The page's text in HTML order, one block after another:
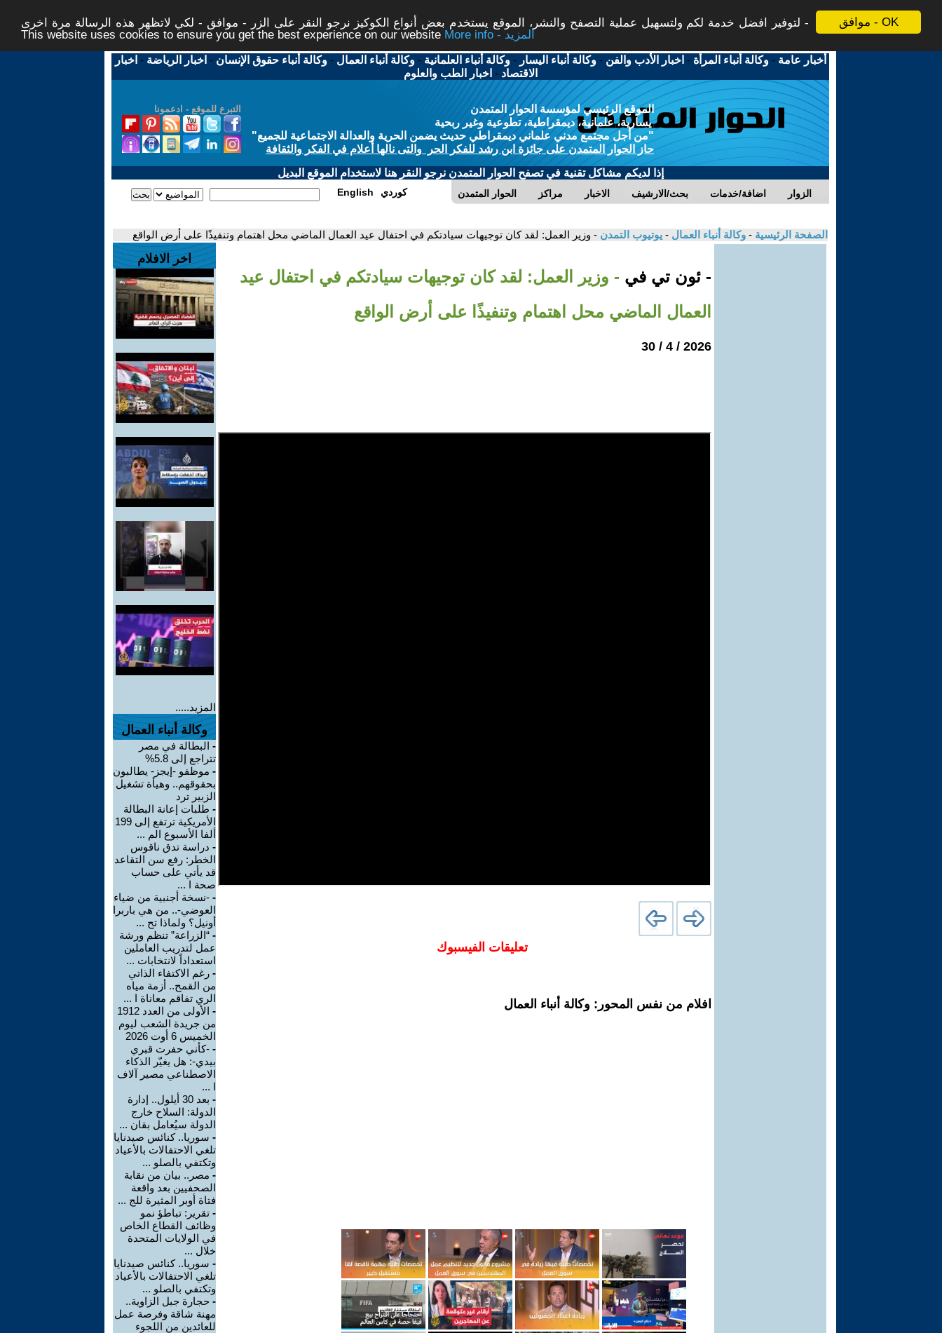
موافق - OK
لتوفير افضل خدمة لكم ولتسهيل عملية التصفح والنشر، الموقع يستخدم بعض أنواع الكوكيز نرجو النقر على الزر - موافق - لكي لاتظهر هذه الرسالة مرة اخرى -
This website uses cookies to ensure you get the best experience on our website
More info - المزيد
أخبار عامة -وكالة أنباء المرأة - اخبار الأدب والفن -وكالة أنباء اليسار -وكالة أنباء العلمانية -وكالة أنباء العمال -وكالة أنباء حقوق الإنسان - اخبار الرياضة - اخبار
الاقتصاد - اخبار الطب والعلوم
التبرع للموقع - ادعمونا
الموقع الرئيسي لمؤسسة الحوار المتمدن
يسارية، علمانية، ديمقراطية، تطوعية وغير ربحية
"من أجل مجتمع مدني علماني ديمقراطي حديث يضمن الحرية والعدالة الاجتماعية للجميع"
حاز الحوار المتمدن على جائزة ابن رشد للفكر الحر والتى نالها أعلام في الفكر والثقافة
إذا لديكم مشاكل تقنية في تصفح الحوار المتمدن نرجو النقر هنا لاستخدام الموقع البديل
الحوار المتمدن مراكز الاخبار بحث/الارشيف اضافة/خدمات الزوار English كوردي
الصفحة الرئيسية - وكالة أنباء العمال - يوتيوب التمدن - وزير العمل: لقد كان توجيهات سيادتكم في احتفال عيد العمال الماضي محل اهتمام وتنفيذًا على أرض الواقع
- ئون تي في - وزير العمل: لقد كان توجيهات سيادتكم في احتفال عيد
العمال الماضي محل اهتمام وتنفيذًا على أرض الواقع
2026 / 4 / 30
تعليقات الفيسبوك
افلام من نفس المحور: وكالة أنباء العمال
اخر الافلام
المزيد.....
وكالة أنباء العمال
- البطالة في مصر
تتراجع إلى 5.8%
- موظفو -إيجز- يطالبون
بحقوقهم.. وهيأة تشغيل
الزبير ترد
- طلبات إعانة البطالة
الأمريكية ترتفع إلى 199
ألفا الأسبوع الم ...
- دراسة تدق ناقوس
الخطر: رفع سن التقاعد
قد يأتي على حساب
صحة ا ...
- -نسخة أجنبية من ضياء
العوضي-.. من هي باربرا
أونيل؟ ولماذا تح ...
- “الزراعة” تنظم ورشة
عمل لتدريب العاملين
استعداداً لانتخابات ...
- رغم الاكتفاء الذاتي
من القمح.. أزمة مياه
الري تفاقم معاناة ا ...
-
الأولى من العدد 1912
من جريدة الشعب ليوم
الخميس 6 أوت 2026
- -كأني حفرت قبري
بيدي-: هل يغيّر الذكاء
الاصطناعي مصير آلاف
ا ...
-
بعد 30 أيلول.. إدارة
الدولة: السلاح خارج
الدولة سيُعامل بقان ...
- سوريا.. كنائس صيدنايا
تلغي الاحتفالات بالأعياد
وتكتفي بالصلو ...
- مصر.. بيان من نقابة
الصحفيين بعد واقعة
فتاة أوبر المثيرة للج ...
- تقرير: تباطؤ نمو
وظائف القطاع الخاص
في الولايات المتحدة
خلال ...
- سوريا.. كنائس صيدنايا
تلغي الاحتفالات بالأعياد
وتكتفي بالصلو ...
- حجارة جبل الزاوية..
مهنة شاقة وفرصة عمل
للعائدين من اللجوء